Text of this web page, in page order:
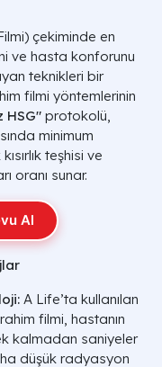
çekiminde en
ve hasta konforunu
teknikleri bir
filmi yöntemlerinin
HSG" protokolü,
minimum
teşhisi ve
oranı sunar.
Al
A Life’ta kullanılan
filmi, hastanın
kalmadan saniyeler
düşük radyasyon